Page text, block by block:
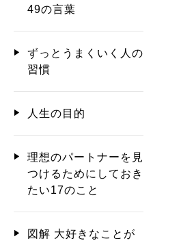
49の言葉
ずっとうまくいく人の
習慣
人生の目的
理想のパートナーを見
つけるためにしておき
たい17のこと
図解 大好きなことが